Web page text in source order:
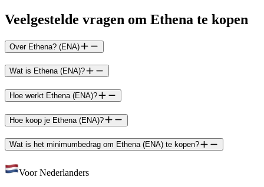
Veelgestelde vragen om Ethena te kopen
Over Ethena? (ENA)
Wat is Ethena (ENA)?
Hoe werkt Ethena (ENA)?
Hoe koop je Ethena (ENA)?
Wat is het minimumbedrag om Ethena (ENA) te kopen?
Voor Nederlanders